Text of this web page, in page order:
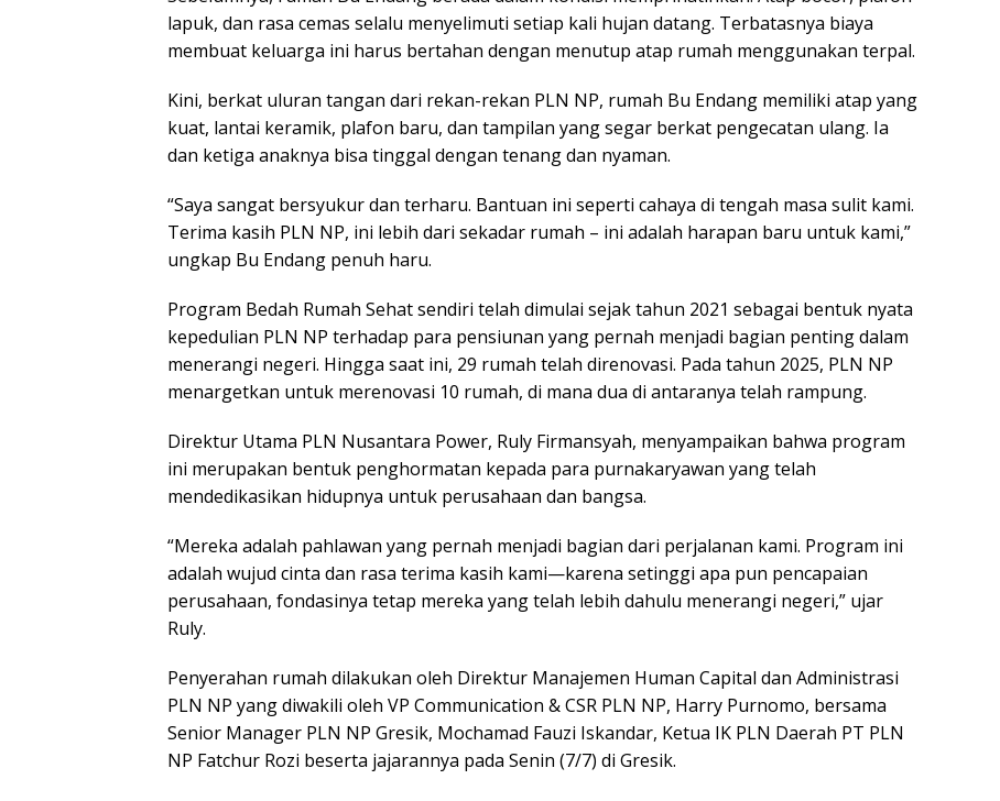
lapuk, dan rasa cemas selalu menyelimuti setiap kali hujan datang. Terbatasnya biaya
membuat keluarga ini harus bertahan dengan menutup atap rumah menggunakan terpal.
Kini, berkat uluran tangan dari rekan-rekan PLN NP, rumah Bu Endang memiliki atap yang
kuat, lantai keramik, plafon baru, dan tampilan yang segar berkat pengecatan ulang. Ia
dan ketiga anaknya bisa tinggal dengan tenang dan nyaman.
“Saya sangat bersyukur dan terharu. Bantuan ini seperti cahaya di tengah masa sulit kami.
Terima kasih PLN NP, ini lebih dari sekadar rumah – ini adalah harapan baru untuk kami,”
ungkap Bu Endang penuh haru.
Program Bedah Rumah Sehat sendiri telah dimulai sejak tahun 2021 sebagai bentuk nyata
kepedulian PLN NP terhadap para pensiunan yang pernah menjadi bagian penting dalam
menerangi negeri. Hingga saat ini, 29 rumah telah direnovasi. Pada tahun 2025, PLN NP
menargetkan untuk merenovasi 10 rumah, di mana dua di antaranya telah rampung.
Direktur Utama PLN Nusantara Power, Ruly Firmansyah, menyampaikan bahwa program
ini merupakan bentuk penghormatan kepada para purnakaryawan yang telah
mendedikasikan hidupnya untuk perusahaan dan bangsa.
“Mereka adalah pahlawan yang pernah menjadi bagian dari perjalanan kami. Program ini
adalah wujud cinta dan rasa terima kasih kami—karena setinggi apa pun pencapaian
perusahaan, fondasinya tetap mereka yang telah lebih dahulu menerangi negeri,” ujar
Ruly.
Penyerahan rumah dilakukan oleh Direktur Manajemen Human Capital dan Administrasi
PLN NP yang diwakili oleh VP Communication & CSR PLN NP, Harry Purnomo, bersama
Senior Manager PLN NP Gresik, Mochamad Fauzi Iskandar, Ketua IK PLN Daerah PT PLN
NP Fatchur Rozi beserta jajarannya pada Senin (7/7) di Gresik.